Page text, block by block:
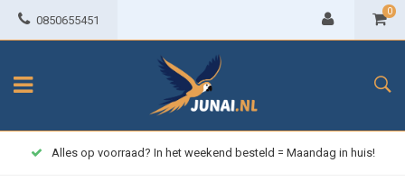
0850655451
0
Alles op voorraad? In het weekend besteld = Maandag in huis!